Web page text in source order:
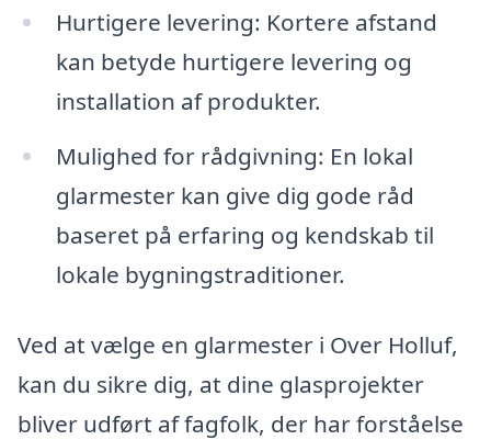
Hurtigere levering: Kortere afstand
kan betyde hurtigere levering og
installation af produkter.
Mulighed for rådgivning: En lokal
glarmester kan give dig gode råd
baseret på erfaring og kendskab til
lokale bygningstraditioner.
Ved at vælge en glarmester i Over Holluf,
kan du sikre dig, at dine glasprojekter
bliver udført af fagfolk, der har forståelse